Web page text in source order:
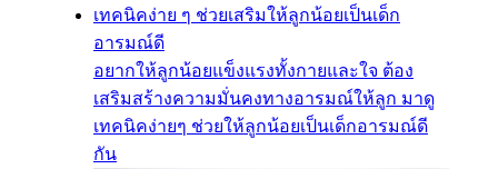
เทคนิคง่าย ๆ ช่วยเสริมให้ลูกน้อยเป็นเด็ก
อารมณ์ดี
อยากให้ลูกน้อยแข็งแรงทั้งกายและใจ ต้อง
เสริมสร้างความมั่นคงทางอารมณ์ให้ลูก มาดู
เทคนิคง่ายๆ ช่วยให้ลูกน้อยเป็นเด็กอารมณ์ดี
กัน